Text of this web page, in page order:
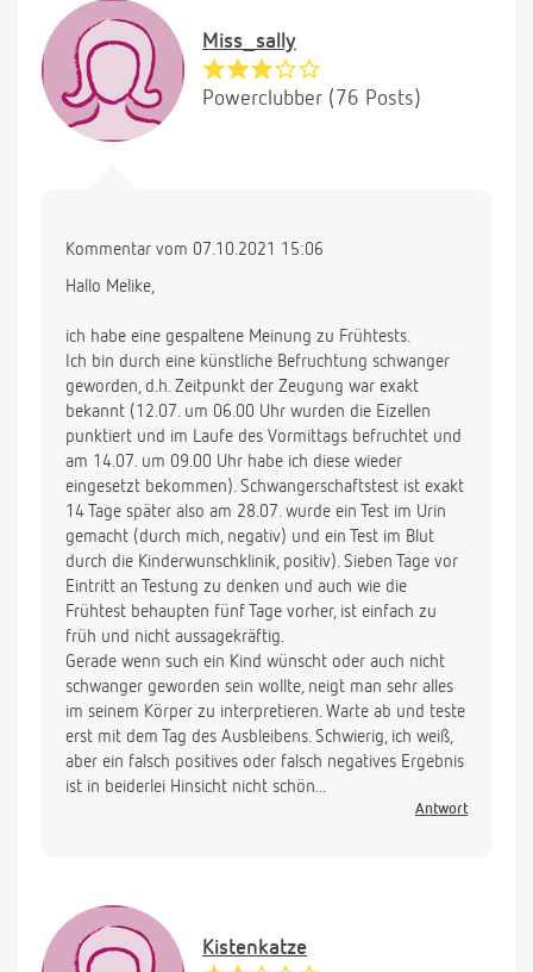
Miss_sally
Powerclubber (76 Posts)
Kommentar vom 07.10.2021 15:06
Hallo Melike,
ich habe eine gespaltene Meinung zu Frühtests.
Ich bin durch eine künstliche Befruchtung schwanger
geworden, d.h. Zeitpunkt der Zeugung war exakt
bekannt (12.07. um 06.00 Uhr wurden die Eizellen
punktiert und im Laufe des Vormittags befruchtet und
am 14.07. um 09.00 Uhr habe ich diese wieder
eingesetzt bekommen). Schwangerschaftstest ist exakt
14 Tage später also am 28.07. wurde ein Test im Urin
gemacht (durch mich, negativ) und ein Test im Blut
durch die Kinderwunschklinik, positiv). Sieben Tage vor
Eintritt an Testung zu denken und auch wie die
Frühtest behaupten fünf Tage vorher, ist einfach zu
früh und nicht aussagekräftig.
Gerade wenn such ein Kind wünscht oder auch nicht
schwanger geworden sein wollte, neigt man sehr alles
im seinem Körper zu interpretieren. Warte ab und teste
erst mit dem Tag des Ausbleibens. Schwierig, ich weiß,
aber ein falsch positives oder falsch negatives Ergebnis
ist in beiderlei Hinsicht nicht schön...
Antwort
Kistenkatze